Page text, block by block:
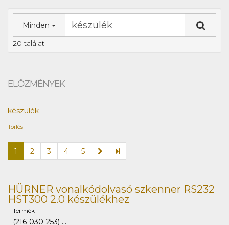
Minden
20 találat
ELŐZMÉNYEK
készülék
Törlés
1 2 3 4 5
HÜRNER vonalkódolvasó szkenner RS232
HST300 2.0 készülékhez
Termék
(216-030-253) ...